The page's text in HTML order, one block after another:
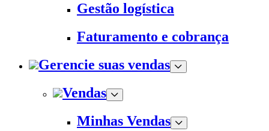
Gestão logística
Faturamento e cobrança
Gerencie suas vendas
Vendas
Minhas Vendas